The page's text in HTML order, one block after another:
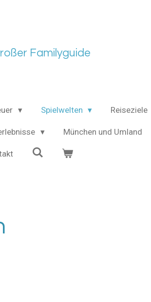
Familyguide
Spielwelten Reiseziele
München und Umland